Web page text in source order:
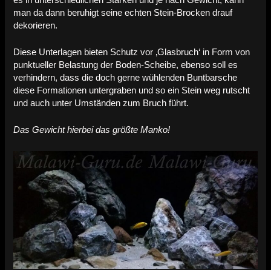
man da dann beruhigt seine echten Stein-Brocken drauf
dekorieren.
Diese Unterlagen bieten Schutz vor ‚Glasbruch‘ in Form von
punktueller Belastung der Boden-Scheibe, ebenso soll es
verhindern, dass die doch gerne wühlenden Buntbarsche
diese Formationen untergraben und so ein Stein weg rutscht
und auch unter Umständen zum Bruch führt.
Das Gewicht hierbei das größte Manko!